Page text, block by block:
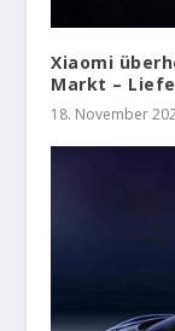
Xiaomi
Markt –
18. November